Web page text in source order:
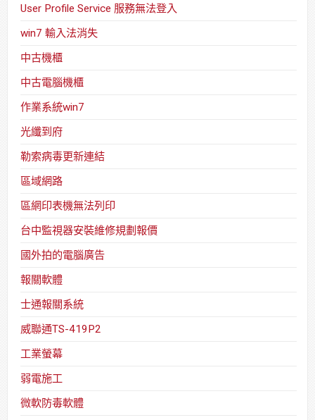
User Profile Service 服務無法登入
win7 輸入法消失
中古機櫃
中古電腦機櫃
作業系統win7
光纖到府
勒索病毒更新連結
區域網路
區網印表機無法列印
台中監視器安裝維修規劃報價
國外拍的電腦廣告
報關軟體
士通報關系統
威聯通TS-419P2
工業螢幕
弱電施工
微軟防毒軟體